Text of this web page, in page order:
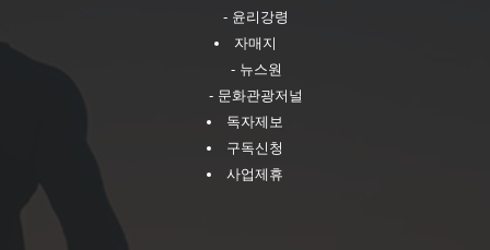
- 윤리강령
자매지
- 뉴스원
- 문화관광저널
독자제보
구독신청
사업제휴